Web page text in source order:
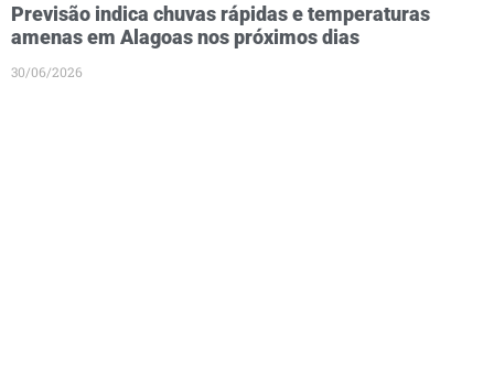
Previsão indica chuvas rápidas e temperaturas
amenas em Alagoas nos próximos dias
30/06/2026